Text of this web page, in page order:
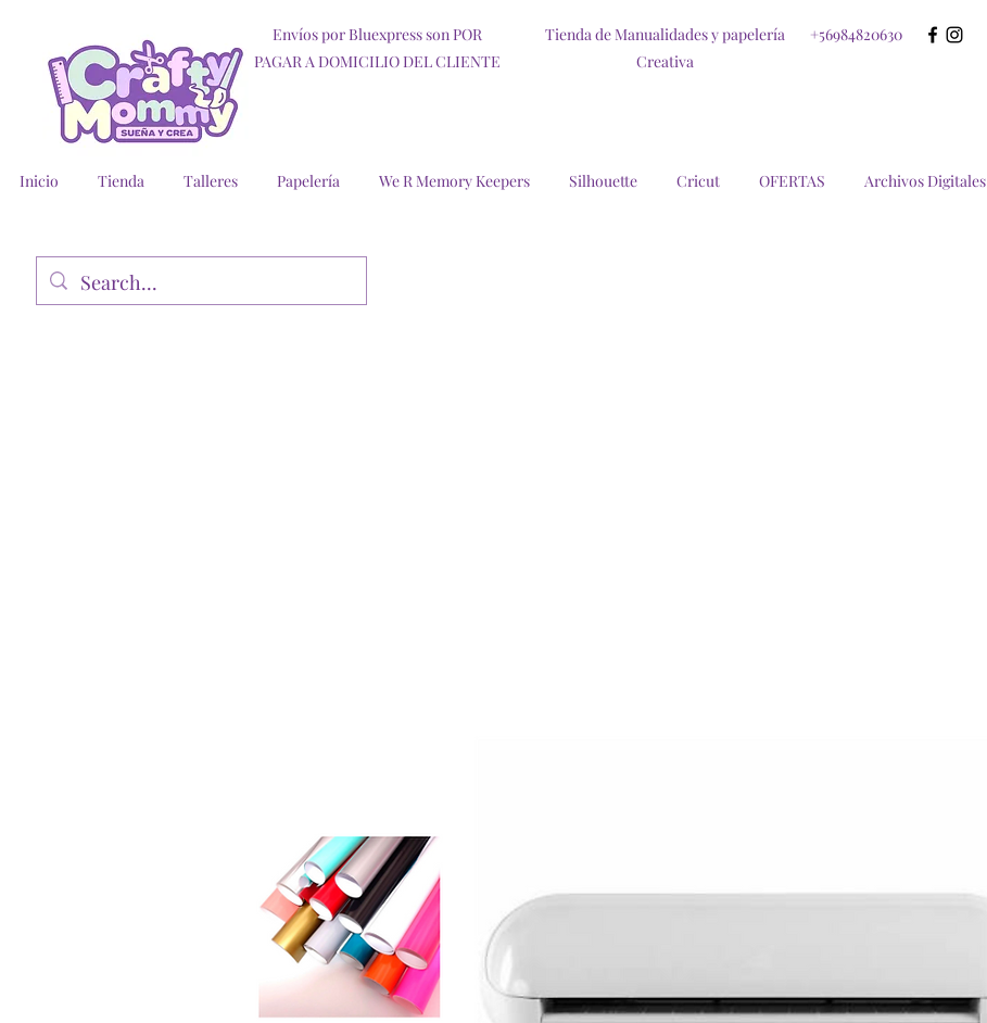
Envíos por Bluexpress son POR
PAGAR A DOMICILIO DEL CLIENTE
Tienda de Manualidades y papelería
Creativa
+56984820630
Inicio Tienda Talleres Papelería We R Memory Keepers Silhouette Cricut OFERTAS Archivos Digitales